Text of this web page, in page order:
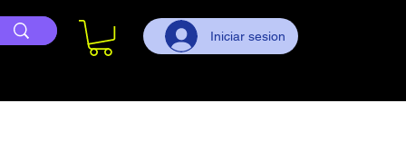
Iniciar sesion